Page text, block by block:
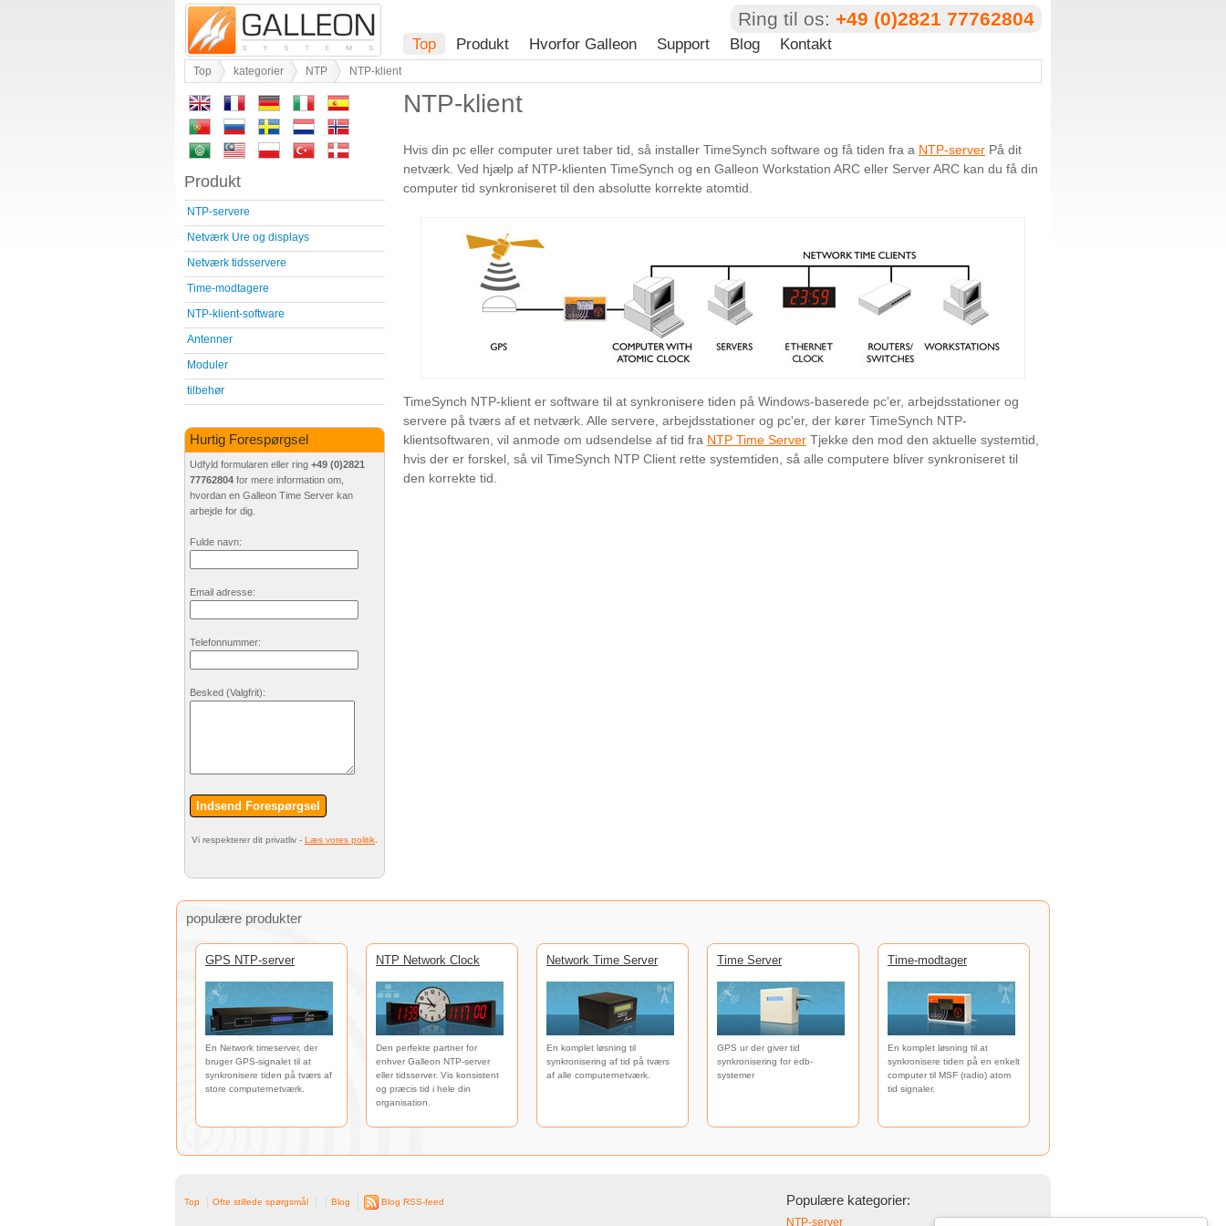
Ring til os: +49 (0)2821 77762804
Top Produkt Hvorfor Galleon Support Blog Kontakt
Top kategorier NTP NTP-klient
NTP-klient
Hvis din pc eller computer uret taber tid, så installer TimeSynch software og få tiden fra a NTP-server På dit
netværk. Ved hjælp af NTP-klienten TimeSynch og en Galleon Workstation ARC eller Server ARC kan du få din
computer tid synkroniseret til den absolutte korrekte atomtid.
TimeSynch NTP-klient er software til at synkronisere tiden på Windows-baserede pc'er, arbejdsstationer og
servere på tværs af et netværk. Alle servere, arbejdsstationer og pc'er, der kører TimeSynch NTP-
klientsoftwaren, vil anmode om udsendelse af tid fra NTP Time Server Tjekke den mod den aktuelle systemtid,
hvis der er forskel, så vil TimeSynch NTP Client rette systemtiden, så alle computere bliver synkroniseret til
den korrekte tid.
Produkt
NTP-servere
Netværk Ure og displays
Netværk tidsservere
Time-modtagere
NTP-klient-software
Antenner
Moduler
tilbehør
Hurtig Forespørgsel
Udfyld formularen eller ring +49 (0)2821
77762804 for mere information om,
hvordan en Galleon Time Server kan
arbejde for dig.
Fulde navn:
Email adresse:
Telefonnummer:
Besked (Valgfrit):
Indsend Forespørgsel
Vi respekterer dit privatliv - Læs vores politik.
populære produkter
GPS NTP-server
En Network timeserver, der
bruger GPS-signalet til at
synkronisere tiden på tværs af
store computernetværk.
NTP Network Clock
Den perfekte partner for
enhver Galleon NTP-server
eller tidsserver. Vis konsistent
og præcis tid i hele din
organisation.
Network Time Server
En komplet løsning til
synkronisering af tid på tværs
af alle computernetværk.
Time Server
GPS ur der giver tid
synkronisering for edb-
systemer
Time-modtager
En komplet løsning til at
synkronisere tiden på en enkelt
computer til MSF (radio) atom
tid signaler.
Top Ofte stillede spørgsmål Blog Blog RSS-feed Populære kategorier:
NTP-server